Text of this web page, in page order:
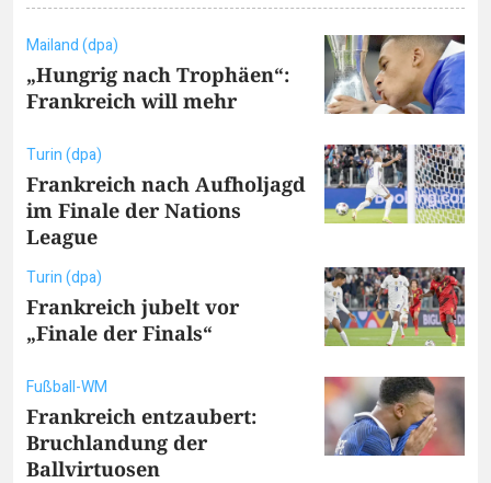
Mailand (dpa)
„Hungrig nach Trophäen“:
Frankreich will mehr
Turin (dpa)
Frankreich nach Aufholjagd
im Finale der Nations
League
Turin (dpa)
Frankreich jubelt vor
„Finale der Finals“
Fußball-WM
Frankreich entzaubert:
Bruchlandung der
Ballvirtuosen